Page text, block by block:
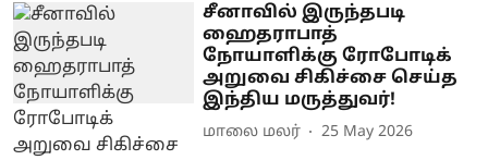
சீனாவில் இருந்தபடி
ஹைதராபாத்
நோயாளிக்கு ரோபோடிக்
அறுவை சிகிச்சை செய்த
இந்திய மருத்துவர்!
மாலை மலர் 25 May 2026